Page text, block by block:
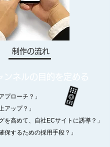
制作の流れ
プローチ？」
アップ？」
を高めて、自社ECサイトに誘導？」
保するための採用手段？」